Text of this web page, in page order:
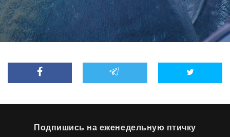
Подпишись на еженедельную птичку